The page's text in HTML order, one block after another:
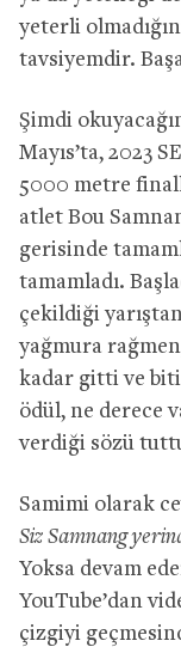
yeterli
tavsiyemdir.
Şimdi
Mayıs’ta, 2023
5000 metre
atlet Bou
gerisinde
tamamladı.
çekildiği
yağmura
kadar gitti ve
ödül, ne derece
verdiği sözü
Samimi olarak
Siz Samnang
Yoksa devam
YouTube’dan
çizgiyi